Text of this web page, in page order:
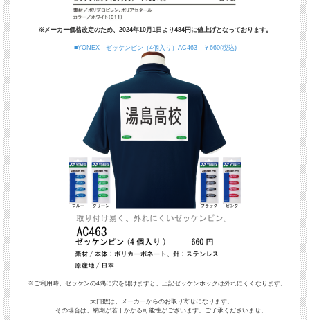
※メーカー価格改定のため、2024年10月1日より484円に値上げとなっております。
■YONEX ゼッケンピン（4個入り）AC463 ￥660(税込)
※ご利用時、ゼッケンの4隅に穴を開けますと、上記ゼッケンホックは外れにくくなります。
大口数は、メーカーからのお取り寄せになります。
その場合は、納期が若干かかる可能性がございます。ご了承くださいませ。